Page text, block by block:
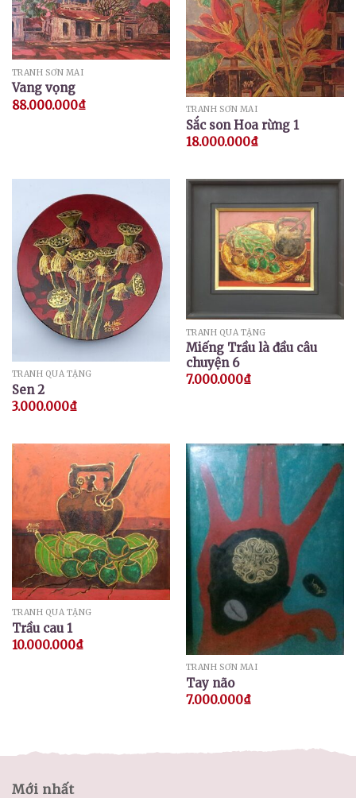
TRANH SƠN MÀI
Vang vọng
88.000.000₫ TRANH SƠN MÀI
Sắc son Hoa rừng 1
18.000.000₫
TRANH QUÀ TẶNG
Sen 2
3.000.000₫
TRANH QUÀ TẶNG
Miếng Trầu là đầu câu
chuyện 6
7.000.000₫
TRANH QUÀ TẶNG
Trầu cau 1
10.000.000₫
TRANH SƠN MÀI
Tay não
7.000.000₫
Mới nhất